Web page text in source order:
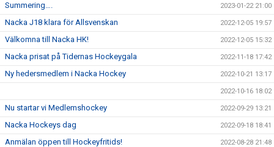
Summering…. 2023-01-22 21:00
Nacka J18 klara för Allsvenskan 2022-12-05 19:57
Välkomna till Nacka HK! 2022-12-05 15:32
Nacka prisat på Tidernas Hockeygala 2022-11-18 17:42
Ny hedersmedlem i Nacka Hockey 2022-10-21 13:17
2022-10-16 18:02
Nu startar vi Medlemshockey 2022-09-29 13:21
Nacka Hockeys dag 2022-09-18 18:41
Anmälan öppen till Hockeyfritids! 2022-08-28 21:48